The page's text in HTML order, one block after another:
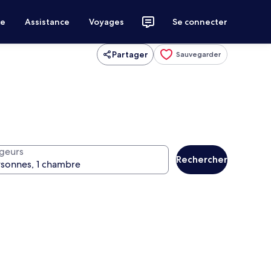
Assistance Voyages Se connecter
Partager Sauvegarder
Rechercher